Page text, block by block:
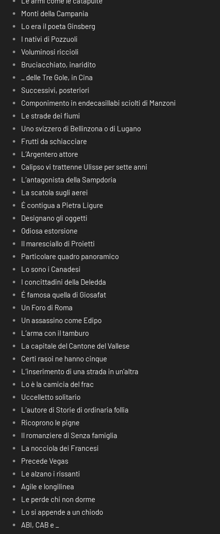
Monti della Campania
Lo era il poeta Ginsberg
I nativi di Pozzuoli
Voluminosi riccioli
Bruciacchiato, inaridito
_ delle Tre Gole, in Cina
Successivi, posteriori
Componimento in endecasillabi sciolti di Manzoni
Le strade dei fiumi
Uno svizzero di Bellinzona o di Lugano
Frutti da schiacciare
L’Argentero attore
Calipso vi trattenne Ulisse per sette anni
L’antagonista della Sampdoria
La scatola sugli aerei
É contigua a Pietra Ligure
Designano gli oggetti
Odiosa estorsione
Il maresciallo di Proietti
Particolare quadro panoramico
Lo sono i Canadesi
I concittadini della Deledda
É famosa quella di Giosafat
Un Foro di Roma
Un assassino come Edipo
L’arma con il tamburo
La capitale del Cantone del Vallese
Certi rasoi ne hanno cinque
L’inserimento di una strada in un’altra
Lo è la camicia del frac
Uccelletto solitario
L’autore di Storie di ordinaria follia
Ricoprono le pigne
Il romanziere di Senza famiglia
La nocciola dei Francesi
Precede Vegas
Le alzano i rissanti
Agile e longilinea
Le perde chi non dorme
Lo si appende a un chiodo
ABI, CAB e _